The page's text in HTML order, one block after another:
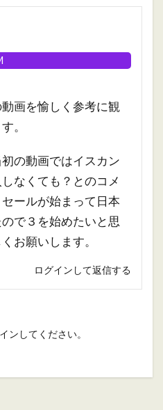
画を愉しく参考に観
。
の動画ではイスカン
なくても？とのコメ
ールが始まって日本
で３を始めたいと思
お願いします。
ログインして返信する
ン してください。